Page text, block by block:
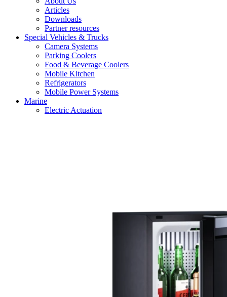
Articles
Downloads
Partner resources
Special Vehicles & Trucks
Camera Systems
Parking Coolers
Food & Beverage Coolers
Mobile Kitchen
Refrigerators
Mobile Power Systems
Marine
Electric Actuation